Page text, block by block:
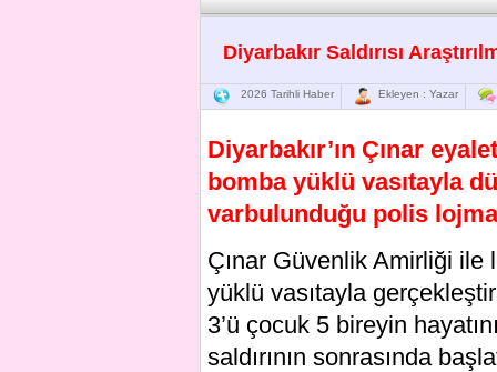
Diyarbakır Saldırısı
2026 Tarihli Haber Ekleyen : Yazar
Diyarbakır’ın Çınar
bomba yüklü vasıtayla
varbulunduğu polis
Çınar Güvenlik Amirliği ile
yüklü vasıtayla
3’ü çocuk 5 bireyin
saldırının sonrasında